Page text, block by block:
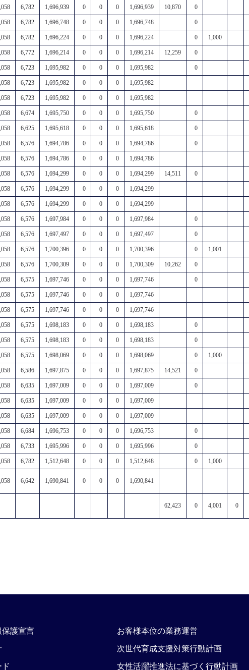
6,782 1,696,939 0 0 0 1,696,939 10,870 0
6,782 1,696,748 0 0 0 1,696,748 0
6,782 1,696,224 0 0 0 1,696,224 0 1,000
6,772 1,696,214 0 0 0 1,696,214 12,259 0
6,723 1,695,982 0 0 0 1,695,982 0
6,723 1,695,982 0 0 0 1,695,982
6,723 1,695,982 0 0 0 1,695,982
6,674 1,695,750 0 0 0 1,695,750 0
6,625 1,695,618 0 0 0 1,695,618 0
6,576 1,694,786 0 0 0 1,694,786 0
6,576 1,694,786 0 0 0 1,694,786
6,576 1,694,299 0 0 0 1,694,299 14,511 0
6,576 1,694,299 0 0 0 1,694,299
6,576 1,694,299 0 0 0 1,694,299
6,576 1,697,984 0 0 0 1,697,984 0
6,576 1,697,497 0 0 0 1,697,497 0
6,576 1,700,396 0 0 0 1,700,396 0 1,001
6,576 1,700,309 0 0 0 1,700,309 10,262 0
6,575 1,697,746 0 0 0 1,697,746 0
6,575 1,697,746 0 0 0 1,697,746
6,575 1,697,746 0 0 0 1,697,746
6,575 1,698,183 0 0 0 1,698,183 0
6,575 1,698,183 0 0 0 1,698,183 0
6,575 1,698,069 0 0 0 1,698,069 0 1,000
6,586 1,697,875 0 0 0 1,697,875 14,521 0
6,635 1,697,009 0 0 0 1,697,009 0
6,635 1,697,009 0 0 0 1,697,009
6,635 1,697,009 0 0 0 1,697,009
6,684 1,696,753 0 0 0 1,696,753 0
6,733 1,695,996 0 0 0 1,695,996 0
6,782 1,512,648 0 0 0 1,512,648 0 1,000
6,642 1,690,841 0 0 0 1,690,841
62,423 0 4,001 0
保護宣言 お客様本位の業務運営
次世代育成支援対策行動計画
女性活躍推進法に基づく行動計画